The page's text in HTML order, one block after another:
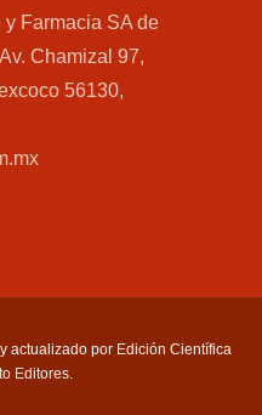
Farmacia SA de
Chamizal 97,
56130,
actualizado por Edición Científica
Editores.